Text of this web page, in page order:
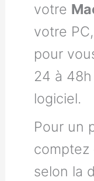
votre
votre PC,
pour
24 à
logiciel.
Pour un
comptez
selon la